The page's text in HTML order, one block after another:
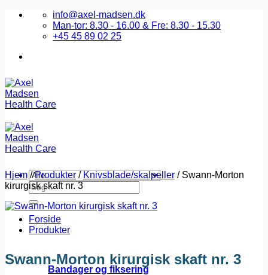
Fortsæt
info@axel-madsen.dk
Man-tor: 8.30 - 16.00 & Fre: 8.30 - 15.30
+45 45 89 02 25
Søg
efter:
Forside
Produkter
Bandager og fiksering
Hjem /Produkter / Knivsblade/skalpeller / Swann-Morton
kirurgisk skaft nr. 3
Swann-Morton kirurgisk skaft nr. 3